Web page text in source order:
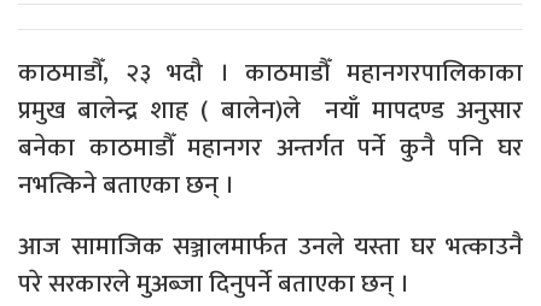
काठमाडौँ, २३ भदौ । काठमाडौँ महानगरपालिकाका
प्रमुख बालेन्द्र शाह ( बालेन)ले नयाँ मापदण्ड अनुसार
बनेका काठमाडौँ महानगर अन्तर्गत पर्ने कुनै पनि घर
नभत्किने बताएका छन् ।
आज सामाजिक सञ्जालमार्फत उनले यस्ता घर भत्काउनै
परे सरकारले मुअब्जा दिनुपर्ने बताएका छन् ।